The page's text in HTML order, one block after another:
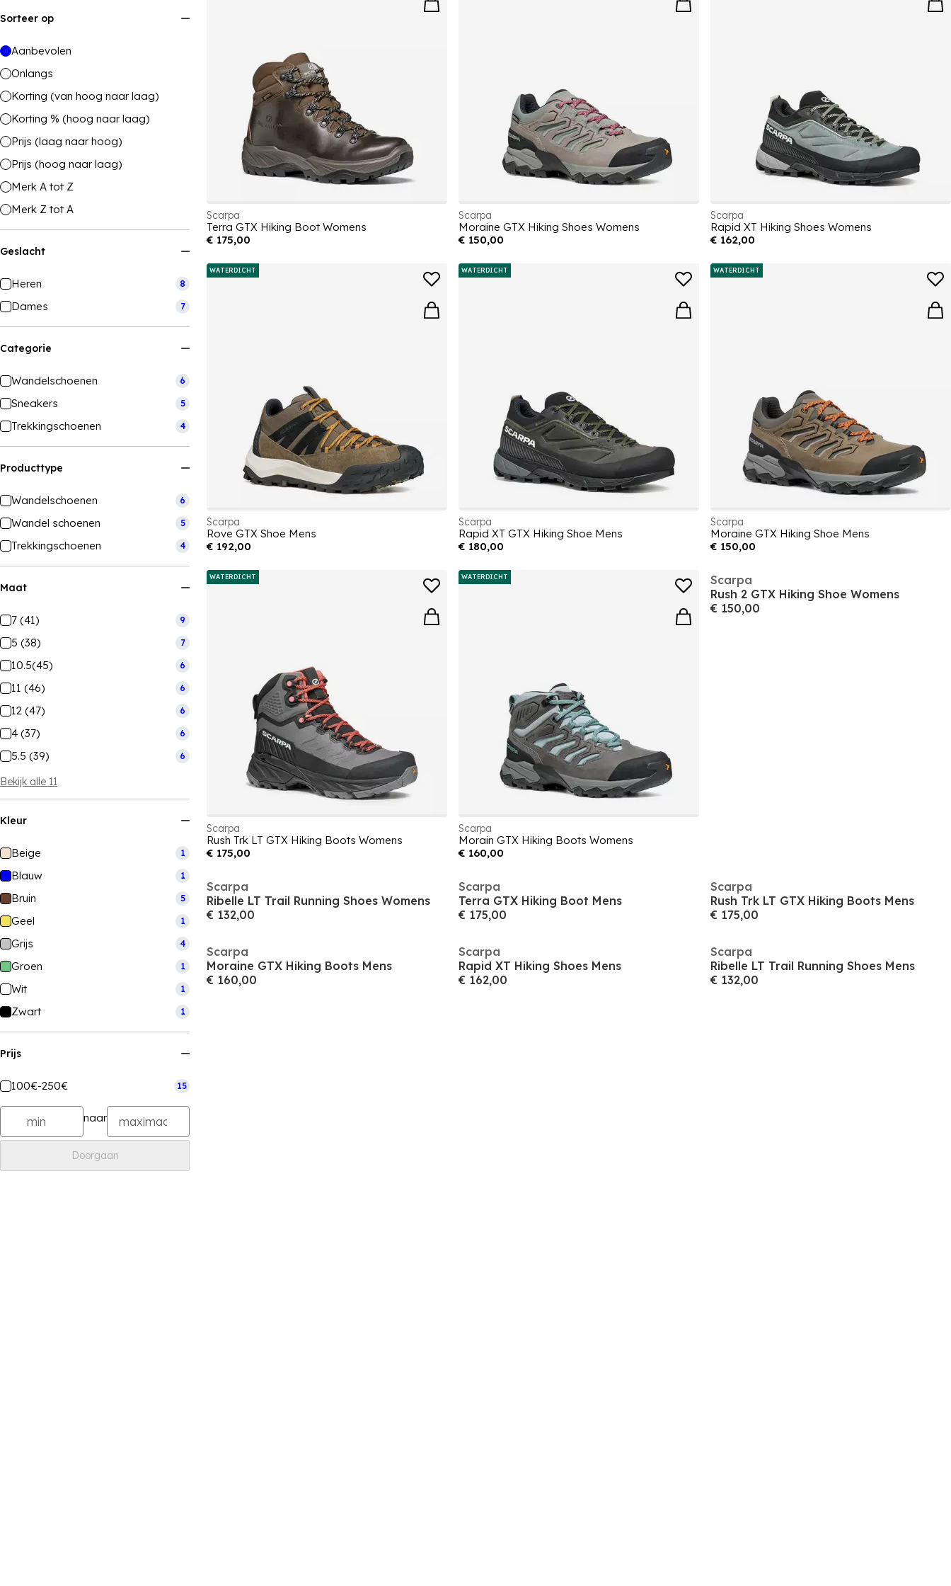
Sorteer op
Aanbevolen
Onlangs
Korting (van hoog naar laag)
Korting % (hoog naar laag)
Prijs (laag naar hoog)
Prijs (hoog naar laag)
Merk A tot Z
Merk Z tot A
Geslacht
Heren 8
Dames 7
Categorie
Wandelschoenen 6
Sneakers 5
Trekkingschoenen 4
Producttype
Wandelschoenen 6
Wandel schoenen 5
Trekkingschoenen 4
Maat
7 (41) 9
5 (38) 7
10.5(45) 6
11 (46) 6
12 (47) 6
4 (37) 6
5.5 (39) 6
Bekijk alle 11
Kleur
Beige 1
Blauw 1
Bruin 5
Geel 1
Grijs 4
Groen 1
Wit 1
Zwart 1
Prijs
100€-250€ 15
naar
Doorgaan
Scarpa
Terra GTX Hiking Boot Womens
€ 175,00
Scarpa
Moraine GTX Hiking Shoes Womens
€ 150,00
Scarpa
Rapid XT Hiking Shoes Womens
€ 162,00
WATERDICHT
Scarpa
Rove GTX Shoe Mens
€ 192,00
WATERDICHT
Scarpa
Rapid XT GTX Hiking Shoe Mens
€ 180,00
WATERDICHT
Scarpa
Moraine GTX Hiking Shoe Mens
€ 150,00
WATERDICHT
Scarpa
Rush Trk LT GTX Hiking Boots Womens
€ 175,00
WATERDICHT
Scarpa
Morain GTX Hiking Boots Womens
€ 160,00
Scarpa
Rush 2 GTX Hiking Shoe Womens
€ 150,00
Scarpa
Ribelle LT Trail Running Shoes Womens
€ 132,00
Scarpa
Terra GTX Hiking Boot Mens
€ 175,00
Scarpa
Rush Trk LT GTX Hiking Boots Mens
€ 175,00
Scarpa
Moraine GTX Hiking Boots Mens
€ 160,00
Scarpa
Rapid XT Hiking Shoes Mens
€ 162,00
Scarpa
Ribelle LT Trail Running Shoes Mens
€ 132,00